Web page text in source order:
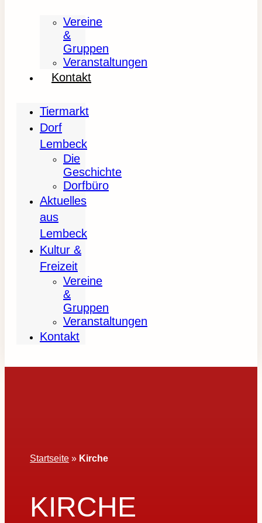
Vereine
&
Gruppen
Veranstaltungen
Kontakt
Tiermarkt
Dorf
Lembeck
Die
Geschichte
Dorfbüro
Aktuelles
aus
Lembeck
Kultur &
Freizeit
Vereine
&
Gruppen
Veranstaltungen
Kontakt
Startseite » Kirche
KIRCHE